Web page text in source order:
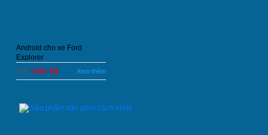
Android cho xe Ford
Explorer
Giá: Liên hệ Xem thêm